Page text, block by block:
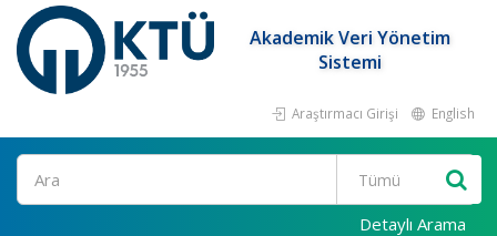
Akademik Veri Yönetim
Sistemi
Araştırmacı Girişi English
Ara
Detaylı Arama